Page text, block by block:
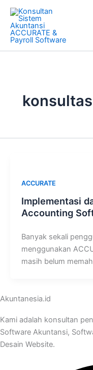
Skip
content
ACCURATE
Implementasi
Accounting
Banyak sekali
menggunakan
masih belum
Akuntanesia.id
Kami adalah konsultan
Software Akuntansi,
Desain Website.